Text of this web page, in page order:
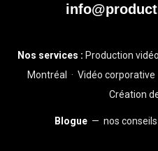
Nos services : Production
Montréal
· Vidéo corporative
Création
Blogue — nos